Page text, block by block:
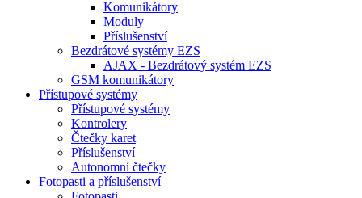
Komunikátory
Moduly
Příslušenství
Bezdrátové systémy EZS
AJAX - Bezdrátový systém EZS
GSM komunikátory
Přístupové systémy
Přístupové systémy
Kontrolery
Čtečky karet
Příslušenství
Autonomní čtečky
Fotopasti a příslušenství